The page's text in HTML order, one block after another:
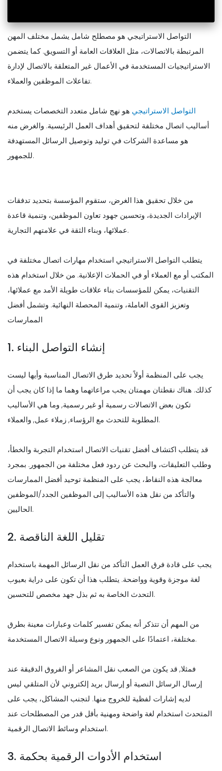
التواصل الاستراتيجي هو مصطلح شامل يشمل مختلف المهن
المرتبطة بالاتصالات، مثل العلاقات العامة أو التسويق. كما يتضمن
الاستراتيجيات المستخدمة في الأعمال غير المتعلقة بالاتصال لإدارة
تفاعلات الموظفين والعملاء.
التواصل الاستراتيجي هو نهج شامل متعدد التخصصات يستخدم
أساليب اتصال مختلفة لتحقيق أهداف العمل الرئيسية. والغرض منه
هو مساعدة الشركات في توليد وتوصيل الرسائل المستهدفة
للجمهور.
من خلال تحقيق هذا الغرض، ستقوم المؤسسة بتحديد تدفقات
الإيرادات الجديدة، وتحسين جهود تعاون الموظفين، وتنمية قاعدة
عملائها، وبناء الثقة في علامتهم التجارية.
يتطلب التواصل الاستراتيجي استخدام مهارات اتصال مختلفة في
المكتب أو مع العملاء أو في الحملات الإعلانية. من خلال استخدام هذه
التقنيات، يمكن للمؤسسات بناء علاقات طويلة الأمد مع عملائها،
وتعزيز القوى العاملة، وتنمية المحصلة النهائية. وتشمل أفضل
الممارسات
1. إنشاء التواصل البناء
يجب على المنظمة أولاً تحديد طرق الاتصال المناسبة وأيها ليست
كذلك. هناك نقطتان مهمتان يجب مراعاتهما وهما ما إذا كان يجب أن
تكون بعض الاتصالات رسمية أو غير رسمية, وما هي الأساليب
المطلوبة للتحدث مع الرؤساء, زملاء عمل, والعملاء.
قد يتطلب اكتشاف أفضل تقنيات الاتصال استخدام التجربة والخطأ،
وطلب التعليقات، والبحث عن ردود فعل مختلفة من الجمهور. بمجرد
معالجة هذه النقاط، يجب على المنظمة توحيد أفضل الممارسات
والتأكد من نقل هذه الأساليب إلى الموظفين الجدد/الموظفين
الحاليين.
2. تقليل اللغة الناقصة
يجب على قادة فرق العمل التأكد من نقل الرسائل المهمة باستخدام
لغة موجزة وقوية وواضحة. يتطلب هذا أن تكون على دراية بعيوب
التحدث الخاصة به ثم بذل جهد مخصص للتحسين.
من المهم أن تتذكر أنه يمكن تفسير كلمات وعبارات معينة بطرق
مختلفة، اعتمادًا على الجمهور ونوع وسيلة الاتصال المستخدمة.
فمثلا, قد يكون من الصعب نقل المشاعر أو الفروق الدقيقة عند
إرسال الرسائل النصية أو إرسال بريد إلكتروني لأن المتلقي ليس
لديه إشارات لفظية للخروج منها. لتجنب المشاكل، يجب على
المتحدث استخدام لغة واضحة ومهنية بأقل قدر من المصطلحات عند
استخدام وسائط الاتصال الرقمية.
3. استخدام الأدوات الرقمية بحكمة